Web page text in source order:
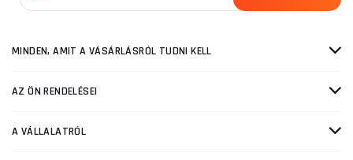
MINDEN, AMIT A VÁSÁRLÁSRÓL TUDNI KELL
AZ ÖN RENDELÉSEI
A VÁLLALATRÓL